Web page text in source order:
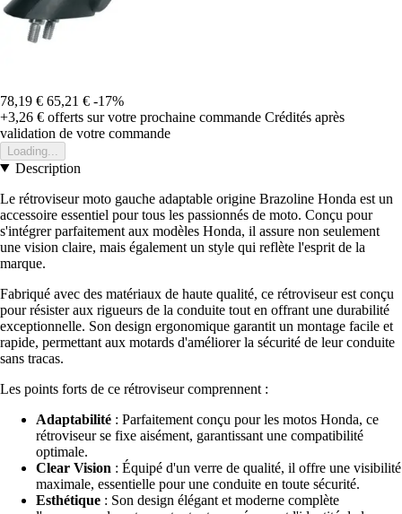
78,19 € 65,21 € -17%
+3,26 € offerts sur votre prochaine commande Crédités après
validation de votre commande
Loading...
Description
Le rétroviseur moto gauche adaptable origine Brazoline Honda est un
accessoire essentiel pour tous les passionnés de moto. Conçu pour
s'intégrer parfaitement aux modèles Honda, il assure non seulement
une vision claire, mais également un style qui reflète l'esprit de la
marque.
Fabriqué avec des matériaux de haute qualité, ce rétroviseur est conçu
pour résister aux rigueurs de la conduite tout en offrant une durabilité
exceptionnelle. Son design ergonomique garantit un montage facile et
rapide, permettant aux motards d'améliorer la sécurité de leur conduite
sans tracas.
Les points forts de ce rétroviseur comprennent :
Adaptabilité : Parfaitement conçu pour les motos Honda, ce
rétroviseur se fixe aisément, garantissant une compatibilité
optimale.
Clear Vision : Équipé d'un verre de qualité, il offre une visibilité
maximale, essentielle pour une conduite en toute sécurité.
Esthétique : Son design élégant et moderne complète